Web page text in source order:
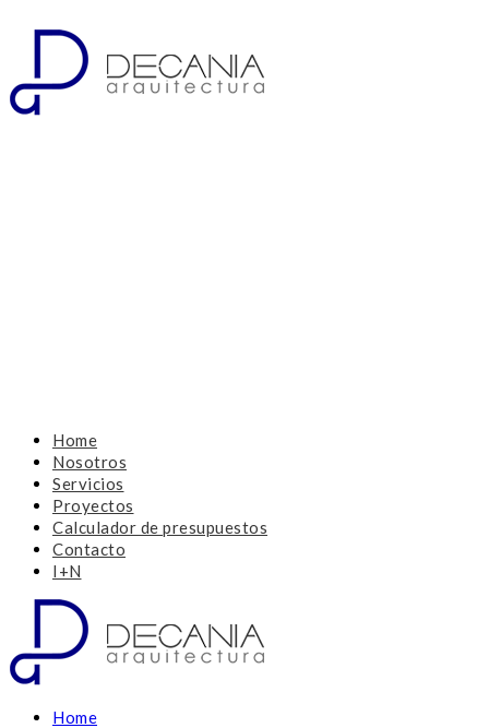
Home
Nosotros
Servicios
Proyectos
Calculador de presupuestos
Contacto
I+N
Home